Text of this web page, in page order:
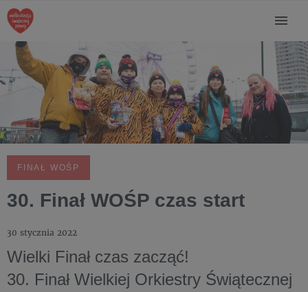
FINAŁ WOŚP
30. Finał WOŚP czas start
30 stycznia 2022
Wielki Finał czas zacząć!
30. Finał Wielkiej Orkiestry Świątecznej